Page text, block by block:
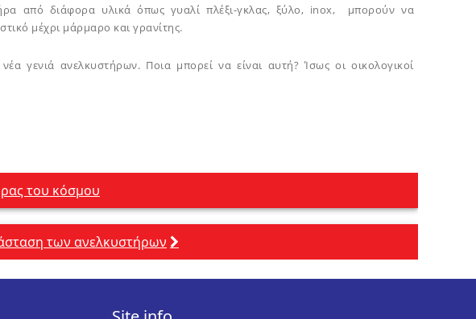
από διάφορα υλικά όπως γυαλί πλέξι-γκλας, ξύλο, inox, μπορούν να
μέχρι μάρμαρο και γρανίτης.
γενιά ανελκυστήρων. Ποια μπορεί να είναι αυτή? Ίσως οι οικολογικοί
του κόσμου
των ανελκυστήρων